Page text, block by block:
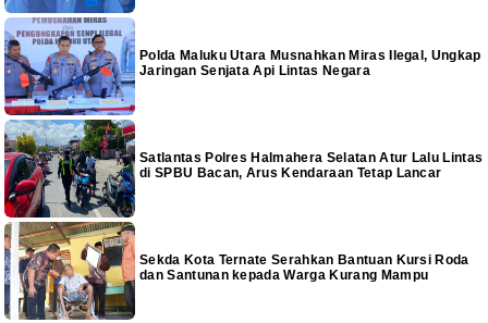
Polda Maluku Utara Musnahkan Miras Ilegal, Ungkap
Jaringan Senjata Api Lintas Negara
Satlantas Polres Halmahera Selatan Atur Lalu Lintas
di SPBU Bacan, Arus Kendaraan Tetap Lancar
Sekda Kota Ternate Serahkan Bantuan Kursi Roda
dan Santunan kepada Warga Kurang Mampu